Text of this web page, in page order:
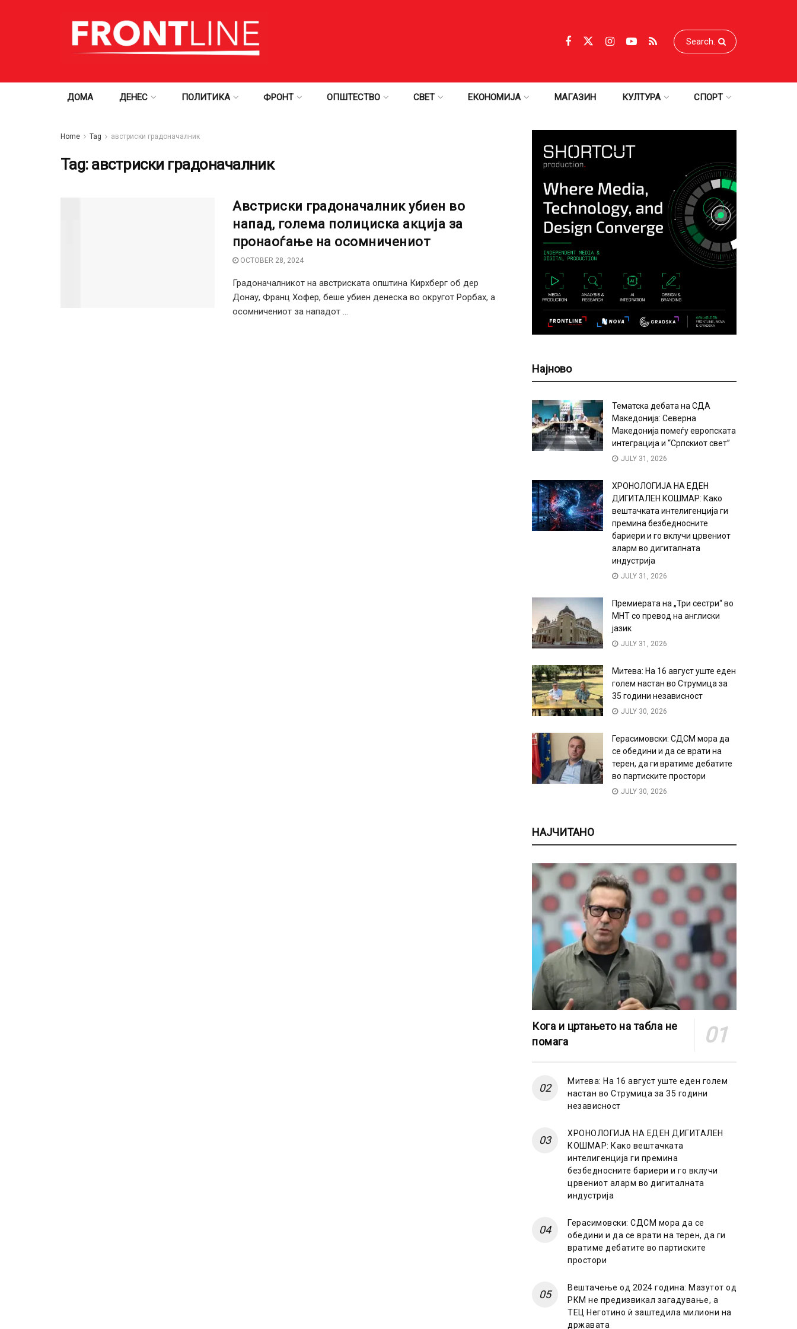
ДОМА ДЕНЕС ПОЛИТИКА ФРОНТ ОПШТЕСТВО СВЕТ ЕКОНОМИЈА МАГАЗИН КУЛТУРА СПОРТ
Home Tag австриски градоначалник
Tag: австриски градоначалник
Австриски градоначалник убиен во
напад, голема полициска акција за
пронаоѓање на осомничениот
OCTOBER 28, 2024
Градоначалникот на австриската општина Кирхберг об дер
Донау, Франц Хофер, беше убиен денеска во округот Рорбах, а
осомничениот за нападот ...
Најново
Тематска дебата на СДА
Македонија: Северна
Македонија помеѓу европската
интеграција и “Српскиот свет”
JULY 31, 2026
ХРОНОЛОГИЈА НА ЕДЕН
ДИГИТАЛЕН КОШМАР: Како
вештачката интелигенција ги
премина безбедносните
бариери и го вклучи црвениот
аларм во дигиталната
индустрија
JULY 31, 2026
Премиерата на „Три сестри“ во
МНТ со превод на англиски
јазик
JULY 31, 2026
Митева: На 16 август уште еден
голем настан во Струмица за
35 години независност
JULY 30, 2026
Герасимовски: СДСМ мора да
се обедини и да се врати на
терен, да ги вратиме дебатите
во партиските простори
JULY 30, 2026
НАЈЧИТАНО
Кога и цртањето на табла не
помага
Митева: На 16 август уште еден голем
настан во Струмица за 35 години
независност
ХРОНОЛОГИЈА НА ЕДЕН ДИГИТАЛЕН
КОШМАР: Како вештачката
интелигенција ги премина
безбедносните бариери и го вклучи
црвениот аларм во дигиталната
индустрија
Герасимовски: СДСМ мора да се
обедини и да се врати на терен, да ги
вратиме дебатите во партиските
простори
Вештачење од 2024 година: Мазутот од
РКМ не предизвикал загадување, а
ТЕЦ Неготино ѝ заштедила милиони на
државата